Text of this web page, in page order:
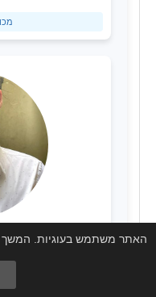
האתר משתמש בעוגיות. המשך